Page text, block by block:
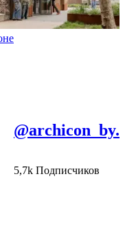
@archicon_by.
5,7k Подписчиков